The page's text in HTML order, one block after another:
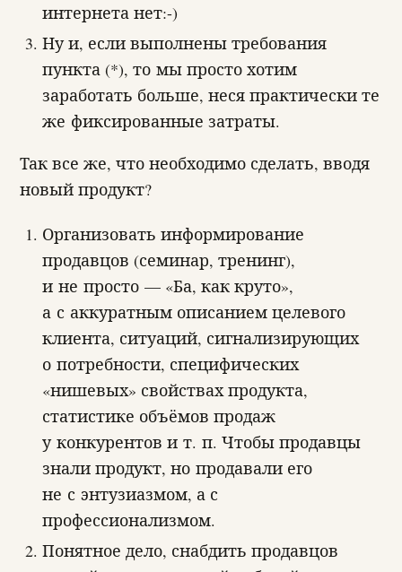
интернета нет:-)
Ну и, если выполнены требования
пункта (*), то мы просто хотим
заработать больше, неся практически те
же фиксированные затраты.
Так все же, что необходимо сделать, вводя
новый продукт?
Организовать информирование
продавцов (семинар, тренинг),
и не просто — «Ба, как круто»,
а с аккуратным описанием целевого
клиента, ситуаций, сигнализирующих
о потребности, специфических
«нишевых» свойствах продукта,
статистике объёмов продаж
у конкурентов и т. п. Чтобы продавцы
знали продукт, но продавали его
не с энтузиазмом, а с
профессионализмом.
Понятное дело, снабдить продавцов